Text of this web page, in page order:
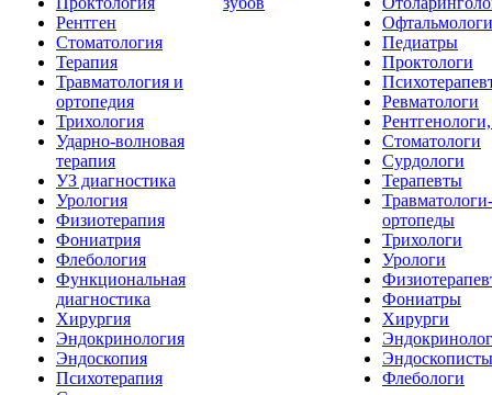
Рентген
Стоматология
Терапия
Травматология и
ортопедия
Трихология
Ударно-волновая
терапия
УЗ диагностика
Урология
Физиотерапия
Фониатрия
Флебология
Функциональная
диагностика
Хирургия
Эндокринология
Эндоскопия
Психотерапия
Офтальмологи
Педиатры
Проктологи
Ревматологи
Стоматологи
Сурдологи
Терапевты
Травматологи-
ортопеды
Трихологи
Урологи
Фониатры
Хирурги
Эндоскописты
Флебологи